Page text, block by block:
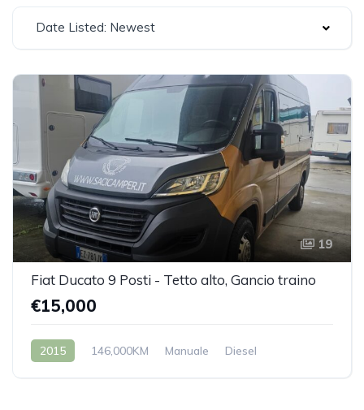
Date Listed: Newest
19
Fiat Ducato 9 Posti - Tetto alto, Gancio traino
€15,000
2015 146,000KM Manuale Diesel